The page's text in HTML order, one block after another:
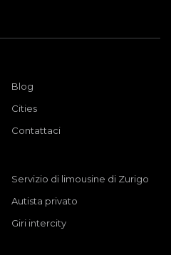
Blog
Cities
Contattaci
Servizio di limousine di Zurigo
Autista privato
Giri intercity